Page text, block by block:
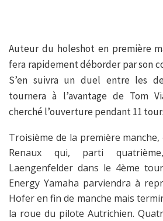
Auteur du holeshot en première
fera rapidement déborder par son
S’en suivra un duel entre les
tournera à l’avantage de Tom
cherché l’ouverture pendant 11
Troisième de la première
Renaux qui, parti
Laengenfelder dans le 4ème
Energy Yamaha parviendra à
Hofer en fin de manche mais
la roue du pilote Autrichien.